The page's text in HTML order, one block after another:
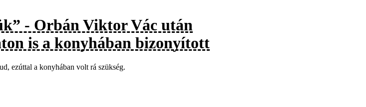
- Orbán Viktor Vác után
is a konyhában bizonyított
ezúttal a konyhában volt rá szükség.